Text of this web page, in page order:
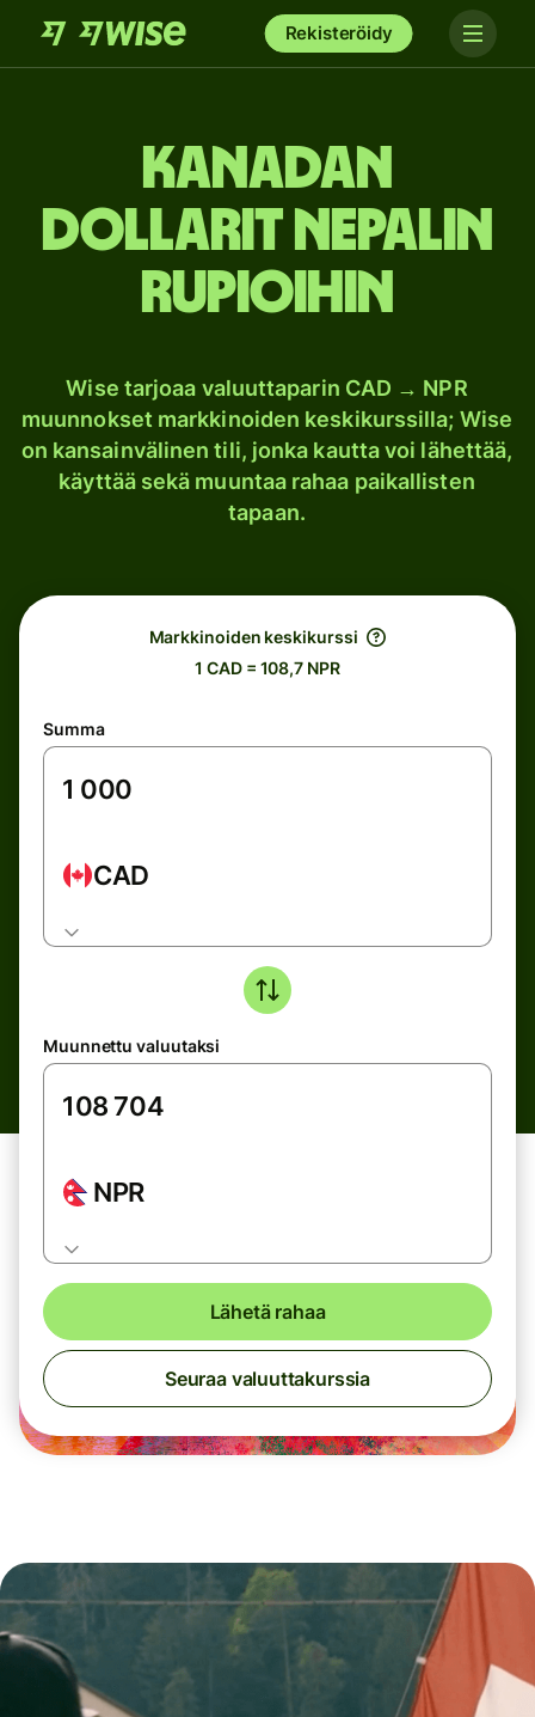
Rekisteröidy
Kanadan
dollarit Nepalin
rupioihin
Wise tarjoaa valuuttaparin CAD → NPR
muunnokset markkinoiden keskikurssilla; Wise
on kansainvälinen tili, jonka kautta voi lähettää,
käyttää sekä muuntaa rahaa paikallisten
tapaan.
Markkinoiden keskikurssi
1 CAD = 108,7 NPR
Summa
CAD
Muunnettu valuutaksi
NPR
Lähetä rahaa
Seuraa valuuttakurssia